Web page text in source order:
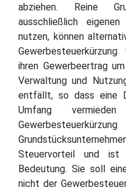
abziehen. Reine
ausschließlich
nutzen, können
ihren Gewerbeertrag
Verwaltung und
entfällt, so dass eine
Umfang
Steuervorteil und
Bedeutung. Sie soll
nicht der